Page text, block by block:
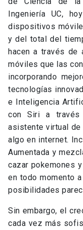
Ingeniería UC,
dispositivos
y del total del
hacen a través de
móviles que las
incorporando
tecnologías
e Inteligencia
con Siri a
asistente virtual de
algo en internet.
Aumentada y
cazar pokemones
en todo momento
posibilidades
Sin embargo, el
cada vez más